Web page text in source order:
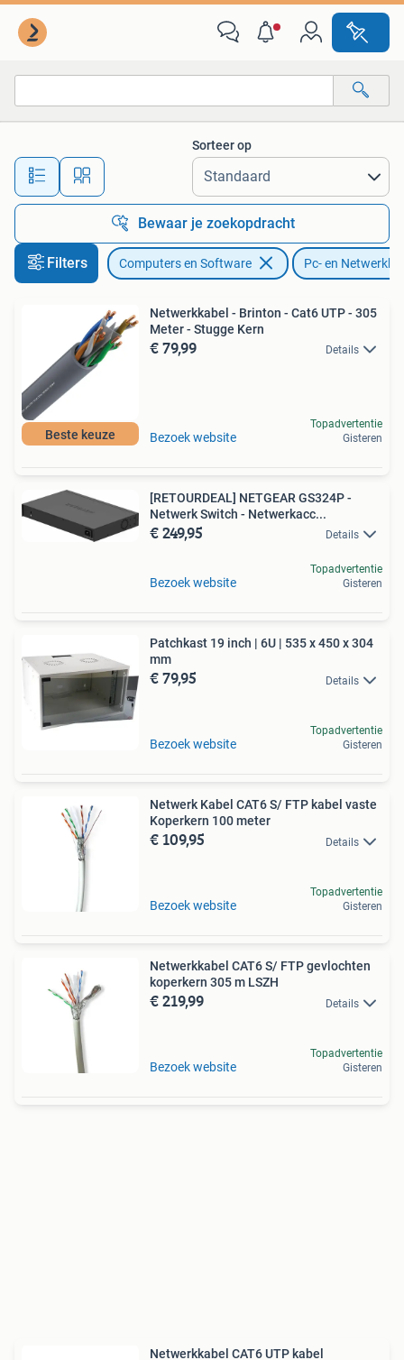
Alle afstanden…
Sorteer op
Bewaar je zoekopdracht
Filters Computers en Software Pc- en
Beste keuze
Netwerkkabel - Brinton - Cat6 UTP - 305
Meter - Stugge Kern
€ 79,99 Details
Bezoek website
Topadvertentie
Gisteren
[RETOURDEAL] NETGEAR GS324P -
Netwerk Switch - Netwerkacc...
€ 249,95 Details
Bezoek website
Topadvertentie
Gisteren
Patchkast 19 inch | 6U | 535 x 450 x 304
mm
€ 79,95 Details
Bezoek website
Topadvertentie
Gisteren
Netwerk Kabel CAT6 S/ FTP kabel vaste
Koperkern 100 meter
€ 109,95 Details
Bezoek website
Topadvertentie
Gisteren
Netwerkkabel CAT6 S/ FTP gevlochten
koperkern 305 m LSZH
€ 219,99 Details
Bezoek website
Topadvertentie
Gisteren
Netwerkkabel CAT6 UTP kabel